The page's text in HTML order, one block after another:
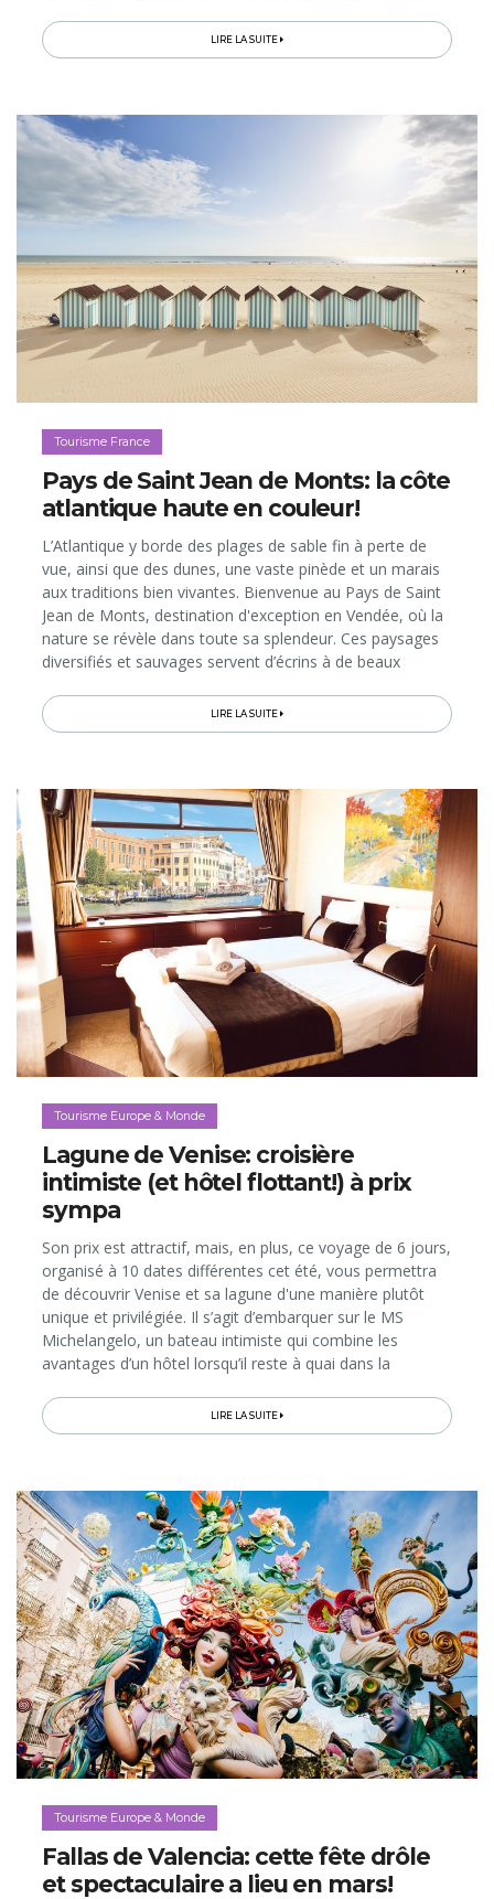
stations balnéaires de Wimereux...
LIRE LA SUITE
Tourisme France
Pays de Saint Jean de Monts: la côte
atlantique haute en couleur!
L’Atlantique y borde des plages de sable fin à perte de
vue, ainsi que des dunes, une vaste pinède et un marais
aux traditions bien vivantes. Bienvenue au Pays de Saint
Jean de Monts, destination d'exception en Vendée, où la
nature se révèle dans toute sa splendeur. Ces paysages
diversifiés et sauvages servent d’écrins à de beaux
jeux...
LIRE LA SUITE
Tourisme Europe & Monde
Lagune de Venise: croisière
intimiste (et hôtel flottant!) à prix
sympa
Son prix est attractif, mais, en plus, ce voyage de 6 jours,
organisé à 10 dates différentes cet été, vous permettra
de découvrir Venise et sa lagune d'une manière plutôt
unique et privilégiée. Il s’agit d’embarquer sur le MS
Michelangelo, un bateau intimiste qui combine les
avantages d’un hôtel lorsqu’il reste à quai dans la
entre les îles…
LIRE LA SUITE
Tourisme Europe & Monde
Fallas de Valencia: cette fête drôle
et spectaculaire a lieu en mars!